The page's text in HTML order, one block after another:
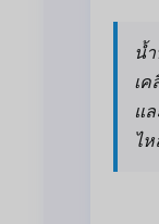
น้
เ
แ
ไ